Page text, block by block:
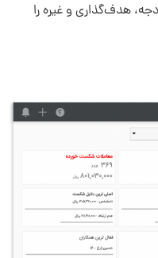
هدف‌گذاری و غیره را